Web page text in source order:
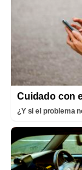
Cuidado con
¿Y si el problema